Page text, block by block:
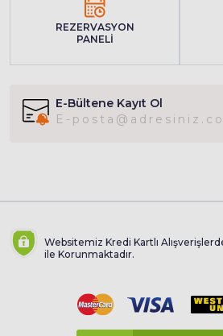
REZERVASYON
PANELİ
E-Bültene Kayıt Ol
Websitemiz Kredi Kartlı
ile Korunmaktadır.